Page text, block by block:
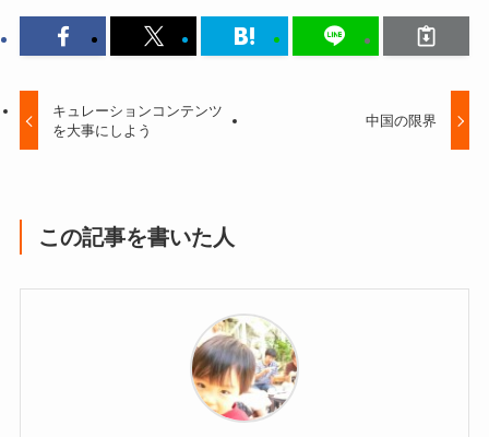
キュレーションコンテンツ
を大事にしよう
中国の限界
この記事を書いた人